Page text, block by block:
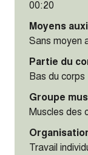
00:20
Moyens
Sans moyen
Partie du
Bas du corps
Groupe
Muscles des
Travail